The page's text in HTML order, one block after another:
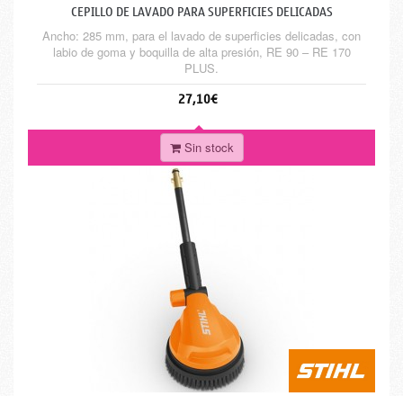
CEPILLO DE LAVADO PARA SUPERFICIES DELICADAS
Ancho: 285 mm, para el lavado de superficies delicadas, con
labio de goma y boquilla de alta presión, RE 90 – RE 170
PLUS.
27,10€
Sin stock